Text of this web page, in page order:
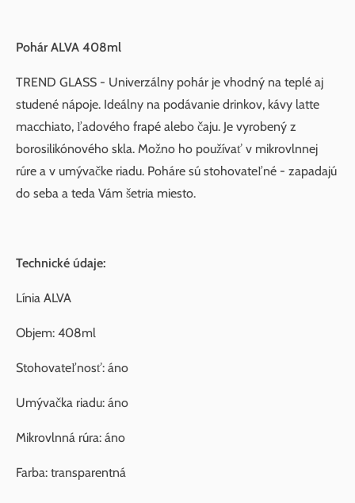
Pohár ALVA 408ml
TREND GLASS - Univerzálny pohár je vhodný na teplé aj
studené nápoje. Ideálny na podávanie drinkov, kávy latte
macchiato, ľadového frapé alebo čaju. Je vyrobený z
borosilikónového skla. Možno ho používať v mikrovlnnej
rúre a v umývačke riadu. Poháre sú stohovateľné - zapadajú
do seba a teda Vám šetria miesto.
Technické údaje:
Línia ALVA
Objem: 408ml
Stohovateľnosť: áno
Umývačka riadu: áno
Mikrovlnná rúra: áno
Farba: transparentná